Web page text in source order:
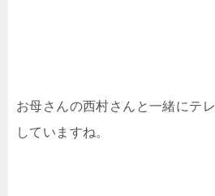
お母さんの西村さんと一緒にテ
していますね。